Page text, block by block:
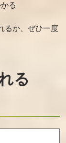
る
るか、ぜひ一度
る